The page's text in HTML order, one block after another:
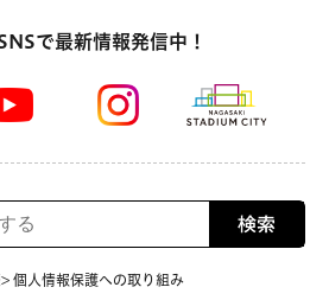
で最新情報発信中！
検索
> 個人情報保護への取り組み